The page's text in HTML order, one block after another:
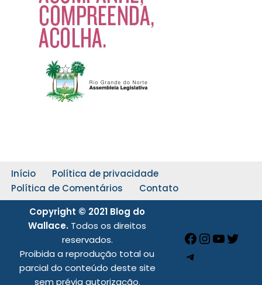
Início
Política de privacidade
Política de Comentários
Contato
Copyright © 2021 Blog do
Wallace. Todos os direitos
reservados.
Proibida a reprodução total ou
parcial do conteúdo deste site
sem prévia autorização.